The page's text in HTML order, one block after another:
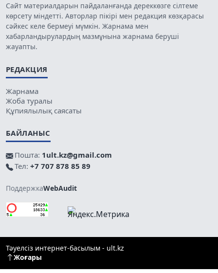
Сайт материалдарын пайдаланғанда дереккөзге сілтеме
көрсету міндетті. Авторлар пікірі мен редакция көзқарасы
сәйкес келе бермеуі мүмкін. Жарнама мен
хабарландырулардың мазмұнына жарнама беруші
жауапты.
РЕДАКЦИЯ
Жарнама
Жоба туралы
Құпиялылық саясаты
БАЙЛАНЫС
Пошта: 1ult.kz@gmail.com
Тел: +7 707 878 85 89
ПоддержкаWebAudit
Тәуелсіз интернет-басылым - ult.kz
Жоғары